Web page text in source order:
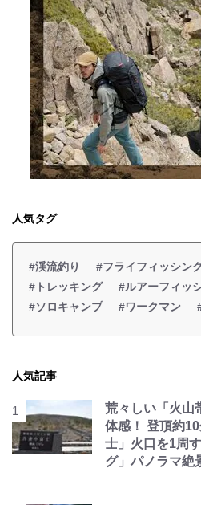
人気タグ
#渓流釣り #フライフィッシン
#トレッキング
#ルアーフィッ
#ソロキャンプ
#ワークマン
人気記事
荒々しい「火山
体感！ 登頂約
士」火口を1周
グ」パノラマ絶